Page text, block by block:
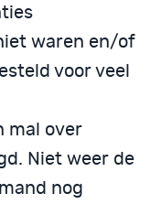
waren en/of
voor veel
mal over
Niet weer de
nog